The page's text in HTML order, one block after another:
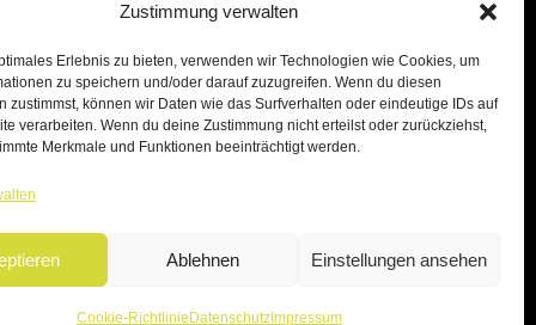
Zustimmung verwalten
Erlebnis zu bieten, verwenden wir Technologien wie Cookies, um
zu speichern und/oder darauf zuzugreifen. Wenn du diesen
zustimmst, können wir Daten wie das Surfverhalten oder eindeutige IDs auf
verarbeiten. Wenn du deine Zustimmung nicht erteilst oder zurückziehst,
Merkmale und Funktionen beeinträchtigt werden.
Ablehnen Einstellungen ansehen
Cookie-Richtlinie DatenschutzImpressum